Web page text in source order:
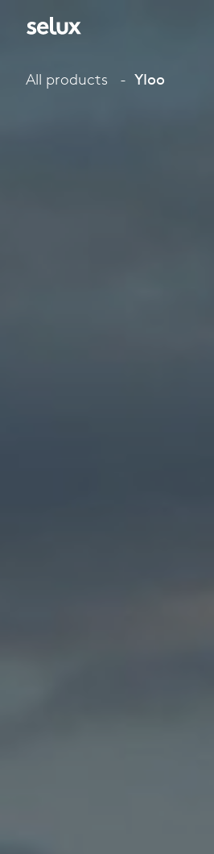
All products Yloo